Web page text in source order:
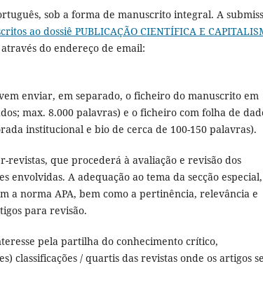
sob a forma de manuscrito integral. A
ao dossiê PUBLICAÇÃO CIENTÍFICA E
do endereço de email:
enviar, em separado, o ficheiro do manuscrito em
max. 8.000 palavras) e o ficheiro com folha de
institucional e bio de cerca de 100-150 palavras).
que procederá à avaliação e revisão dos
envolvidas. A adequação ao tema da secção
a norma APA, bem como a pertinência, relevância e
para revisão.
pela partilha do conhecimento crítico,
classificações / quartis das revistas onde os artigos